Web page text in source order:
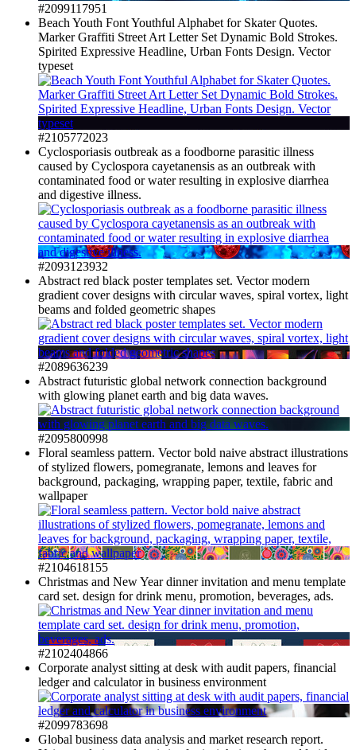
#2099117951
Beach Youth Font Youthful Alphabet for Skater Quotes.
Marker Graffiti Street Art Letter Set Dynamic Bold Strokes.
Spirited Expressive Headline, Urban Fonts Design. Vector
typeset
#2105772023
Cyclosporiasis outbreak as a foodborne parasitic illness
caused by Cyclospora cayetanensis as an outbreak with
contaminated food or water resulting in explosive diarrhea
and digestive illness.
#2093123932
Abstract red black poster templates set. Vector modern
gradient cover designs with circular waves, spiral vortex, light
beams and folded geometric shapes
#2089636239
Abstract futuristic global network connection background
with glowing planet earth and big data waves.
#2095800998
Floral seamless pattern. Vector bold naive abstract illustrations
of stylized flowers, pomegranate, lemons and leaves for
background, packaging, wrapping paper, textile, fabric and
wallpaper
#2104618155
Christmas and New Year dinner invitation and menu template
card set. design for drink menu, promotion, beverages, ads.
#2102404866
Corporate analyst sitting at desk with audit papers, financial
ledger and calculator in business environment
#2099783698
Global business data analysis and market research report.